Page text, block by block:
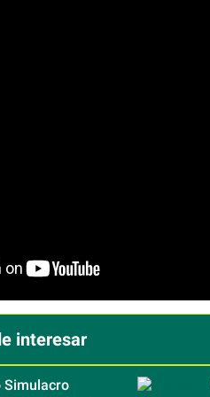
interesar
Simulacro